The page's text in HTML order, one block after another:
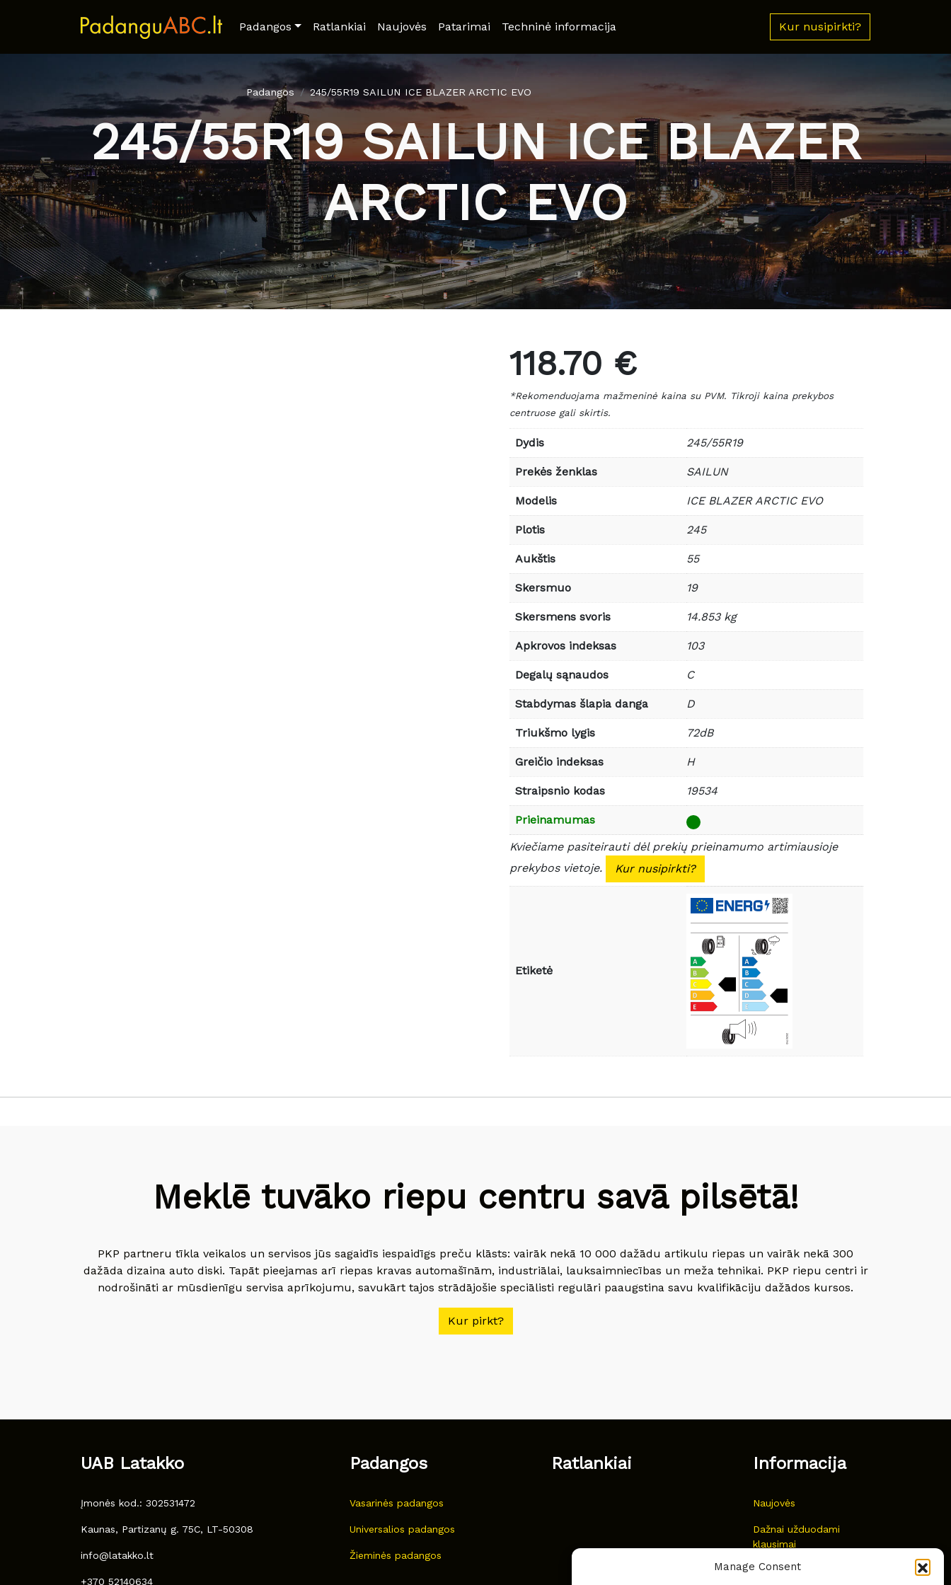
Manage Consent
Padangos Ratlankiai Naujovės Patarimai Techninė informacija Kur nusipirkti?
Padangos 245/55R19 SAILUN ICE BLAZER ARCTIC EVO
245/55R19 SAILUN ICE BLAZER
ARCTIC EVO
118.70 €
*Rekomenduojama mažmeninė kaina su PVM. Tikroji kaina prekybos
centruose gali skirtis.
Dydis 245/55R19
Prekės ženklas SAILUN
Modelis ICE BLAZER ARCTIC EVO
Plotis 245
Aukštis 55
Skersmuo 19
Skersmens svoris 14.853 kg
Apkrovos indeksas 103
Degalų sąnaudos C
Stabdymas šlapia danga D
Triukšmo lygis 72dB
Greičio indeksas H
Straipsnio kodas 19534
Prieinamumas
Kviečiame pasiteirauti dėl prekių prieinamumo artimiausioje
prekybos vietoje.
Kur nusipirkti?
Etiketė
Meklē tuvāko riepu centru savā pilsētā!
PKP partneru tīkla veikalos un servisos jūs sagaidīs iespaidīgs preču klāsts: vairāk nekā 10 000 dažādu artikulu riepas un vairāk nekā 300
dažāda dizaina auto diski. Tapāt pieejamas arī riepas kravas automašīnām, industriālai, lauksaimniecības un meža tehnikai. PKP riepu centri ir
nodrošināti ar mūsdienīgu servisa aprīkojumu, savukārt tajos strādājošie speciālisti regulāri paaugstina savu kvalifikāciju dažādos kursos.
Kur pirkt?
UAB Latakko
Įmonės kod.: 302531472
Kaunas, Partizanų g. 75C, LT-50308
info@latakko.lt
+370 52140634
Padangos
Vasarinės padangos
Universalios padangos
Žieminės padangos
Ratlankiai Informacija
Naujovės
Dažnai užduodami
klausimai
Kur nusipirkti?